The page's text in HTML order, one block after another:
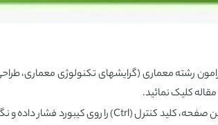
رشتهمعماری(گرایشهای تکنولوژی معماری،
کلیک نمائید.